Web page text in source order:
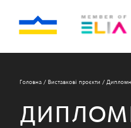
Головна / Виставкові проєкти /